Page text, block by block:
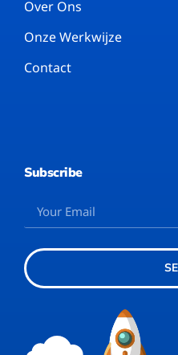
Over Ons
Onze Werkwijze
Contact
Subscribe